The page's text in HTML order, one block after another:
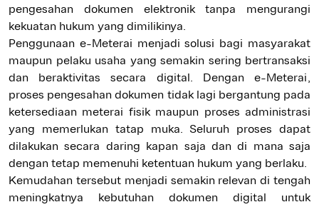
pengesahan dokumen elektronik tanpa mengurangi
kekuatan hukum yang dimilikinya.
Penggunaan e-Meterai menjadi solusi bagi masyarakat
maupun pelaku usaha yang semakin sering bertransaksi
dan beraktivitas secara digital. Dengan e-Meterai,
proses pengesahan dokumen tidak lagi bergantung pada
ketersediaan meterai fisik maupun proses administrasi
yang memerlukan tatap muka. Seluruh proses dapat
dilakukan secara daring kapan saja dan di mana saja
dengan tetap memenuhi ketentuan hukum yang berlaku.
Kemudahan tersebut menjadi semakin relevan di tengah
meningkatnya kebutuhan dokumen digital untuk